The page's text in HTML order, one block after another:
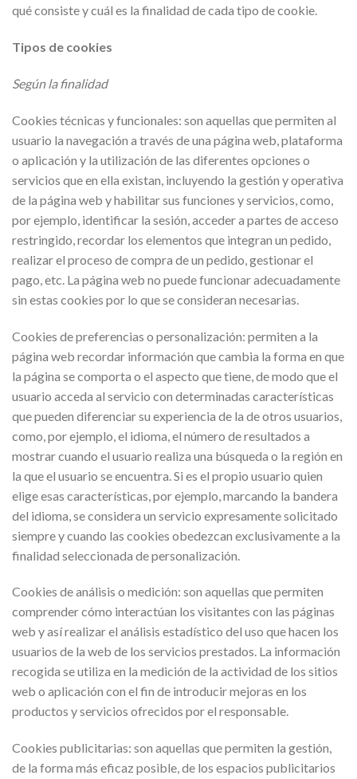
qué consiste y cuál es la finalidad de cada tipo de cookie.
Tipos de cookies
Según la finalidad
Cookies técnicas y funcionales: son aquellas que permiten al
usuario la navegación a través de una página web, plataforma
o aplicación y la utilización de las diferentes opciones o
servicios que en ella existan, incluyendo la gestión y operativa
de la página web y habilitar sus funciones y servicios, como,
por ejemplo, identificar la sesión, acceder a partes de acceso
restringido, recordar los elementos que integran un pedido,
realizar el proceso de compra de un pedido, gestionar el
pago, etc. La página web no puede funcionar adecuadamente
sin estas cookies por lo que se consideran necesarias.
Cookies de preferencias o personalización: permiten a la
página web recordar información que cambia la forma en que
la página se comporta o el aspecto que tiene, de modo que el
usuario acceda al servicio con determinadas características
que pueden diferenciar su experiencia de la de otros usuarios,
como, por ejemplo, el idioma, el número de resultados a
mostrar cuando el usuario realiza una búsqueda o la región en
la que el usuario se encuentra. Si es el propio usuario quien
elige esas características, por ejemplo, marcando la bandera
del idioma, se considera un servicio expresamente solicitado
siempre y cuando las cookies obedezcan exclusivamente a la
finalidad seleccionada de personalización.
Cookies de análisis o medición: son aquellas que permiten
comprender cómo interactúan los visitantes con las páginas
web y así realizar el análisis estadístico del uso que hacen los
usuarios de la web de los servicios prestados. La información
recogida se utiliza en la medición de la actividad de los sitios
web o aplicación con el fin de introducir mejoras en los
productos y servicios ofrecidos por el responsable.
Cookies publicitarias: son aquellas que permiten la gestión,
de la forma más eficaz posible, de los espacios publicitarios